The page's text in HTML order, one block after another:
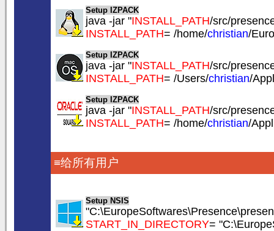
Setup IZPACK
java -jar "INSTALL_PATH/src/
INSTALL_PATH= /home/christian/
Setup IZPACK
java -jar "INSTALL_PATH/src/
INSTALL_PATH= /Users/christian/
Setup IZPACK
java -jar "INSTALL_PATH/src/
INSTALL_PATH= /home/christian/
≡给所有用户
Setup NSIS
START_IN_DIRECTORY=